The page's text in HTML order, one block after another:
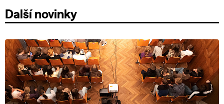
Další novinky